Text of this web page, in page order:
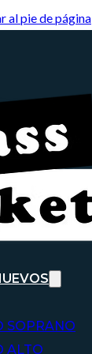
al pie de página
SOPRANO
ALTO